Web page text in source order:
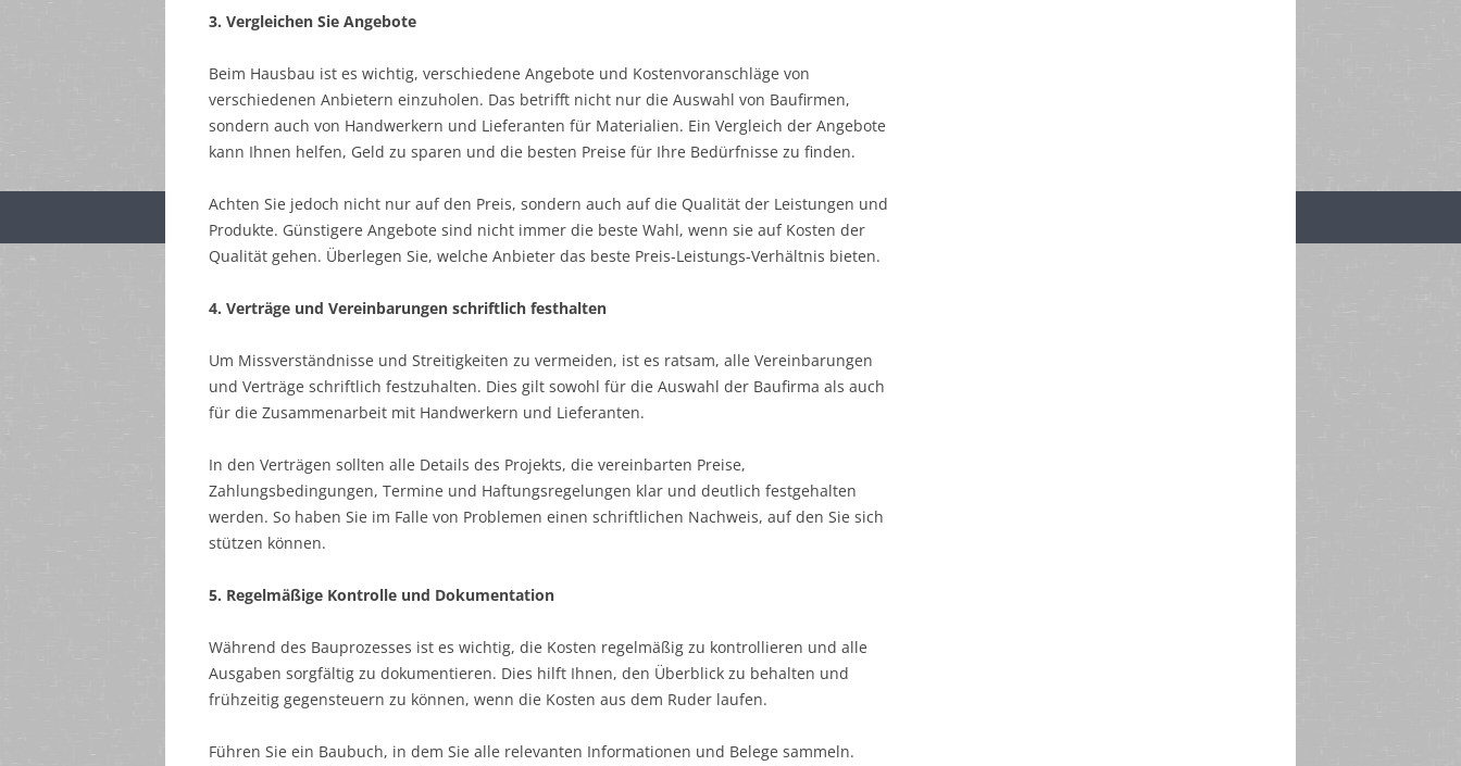
3. Vergleichen Sie Angebote
Beim Hausbau ist es wichtig, verschiedene Angebote und Kostenvoranschläge von
verschiedenen Anbietern einzuholen. Das betrifft nicht nur die Auswahl von Baufirmen,
sondern auch von Handwerkern und Lieferanten für Materialien. Ein Vergleich der Angebote
kann Ihnen helfen, Geld zu sparen und die besten Preise für Ihre Bedürfnisse zu finden.
Achten Sie jedoch nicht nur auf den Preis, sondern auch auf die Qualität der Leistungen und
Produkte. Günstigere Angebote sind nicht immer die beste Wahl, wenn sie auf Kosten der
Qualität gehen. Überlegen Sie, welche Anbieter das beste Preis-Leistungs-Verhältnis bieten.
4. Verträge und Vereinbarungen schriftlich festhalten
Um Missverständnisse und Streitigkeiten zu vermeiden, ist es ratsam, alle Vereinbarungen
und Verträge schriftlich festzuhalten. Dies gilt sowohl für die Auswahl der Baufirma als auch
für die Zusammenarbeit mit Handwerkern und Lieferanten.
In den Verträgen sollten alle Details des Projekts, die vereinbarten Preise,
Zahlungsbedingungen, Termine und Haftungsregelungen klar und deutlich festgehalten
werden. So haben Sie im Falle von Problemen einen schriftlichen Nachweis, auf den Sie sich
stützen können.
5. Regelmäßige Kontrolle und Dokumentation
Während des Bauprozesses ist es wichtig, die Kosten regelmäßig zu kontrollieren und alle
Ausgaben sorgfältig zu dokumentieren. Dies hilft Ihnen, den Überblick zu behalten und
frühzeitig gegensteuern zu können, wenn die Kosten aus dem Ruder laufen.
Führen Sie ein Baubuch, in dem Sie alle relevanten Informationen und Belege sammeln.